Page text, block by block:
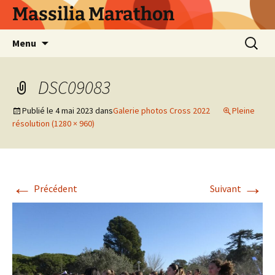
AllerMassilia Marathon
Menu
DSC09083
Publié le 4 mai 2023 dansGalerie photos Cross 2022
Pleine
résolution (1280 × 960)
← Précédent Suivant →